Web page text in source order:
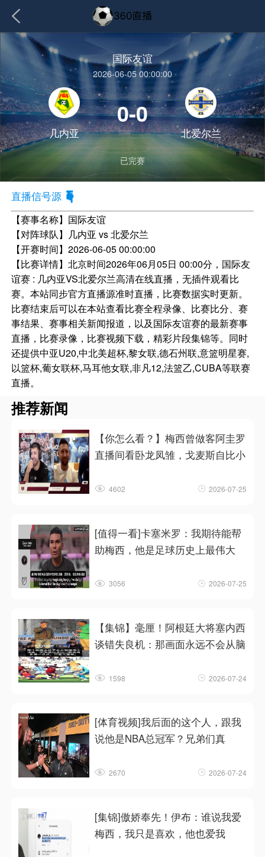
国际友谊
2026-06-05 00:00:00
几内亚
0-0
北爱尔兰
已完赛
直播信号源
【赛事名称】 国际友谊
【对阵球队】 几内亚 vs 北爱尔兰
【开赛时间】2026-06-05 00:00:00
【比赛详情】北京时间2026年06月05日 00:00分，国际友
谊赛 : 几内亚VS北爱尔兰高清在线直播，无插件观看比
赛。本站同步官方直播源准时直播，比赛数据实时更新。
比赛结束后可以在本站查看比赛全程录像、比赛比分、赛
事结果、赛事相关新闻报道，以及国际友谊赛的最新赛事
直播，比赛录像，比赛视频下载，精彩片段集锦等。同时
还提供中亚U20,中北美超杯,黎女联,德石州联,意篮明星赛,
以篮杯,葡女联杯,马耳他女联,非凡12,法篮乙,CUBA等联赛
直播。
推荐新闻
【你怎么看？】梅西曾做客阿圭罗
直播间看卧龙凤雏，戈麦斯自比小
4602 2026-07-25
[值得一看]卡塞米罗：我期待能帮
助梅西，他是足球历史上最伟大
3056 2026-07-25
【集锦】毫厘！阿根廷大将塞内西
谈错失良机：那画面永远不会从脑
1598 2026-07-24
[体育视频]我后面的这个人，跟我
说他是NBA总冠军？兄弟们真
2670 2026-07-24
[集锦]傲娇奉先！伊布：谁说我爱
梅西，我只是喜欢，他也爱我